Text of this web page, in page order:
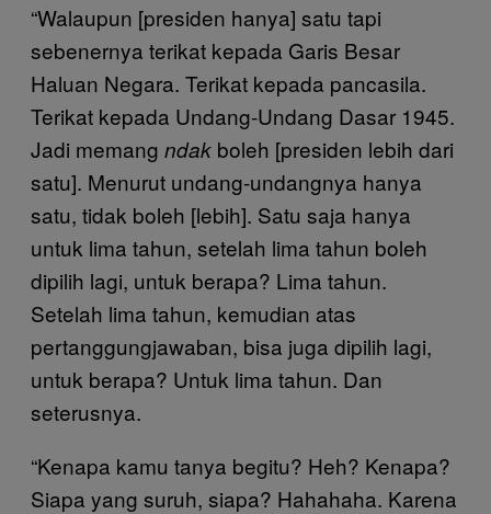
“Walaupun [presiden hanya] satu tapi
sebenernya terikat kepada Garis Besar
Haluan Negara. Terikat kepada pancasila.
Terikat kepada Undang-Undang Dasar 1945.
Jadi memang ndak boleh [presiden lebih dari
satu]. Menurut undang-undangnya hanya
satu, tidak boleh [lebih]. Satu saja hanya
untuk lima tahun, setelah lima tahun boleh
dipilih lagi, untuk berapa? Lima tahun.
Setelah lima tahun, kemudian atas
pertanggungjawaban, bisa juga dipilih lagi,
untuk berapa? Untuk lima tahun. Dan
seterusnya.
“Kenapa kamu tanya begitu? Heh? Kenapa?
Siapa yang suruh, siapa? Hahahaha. Karena